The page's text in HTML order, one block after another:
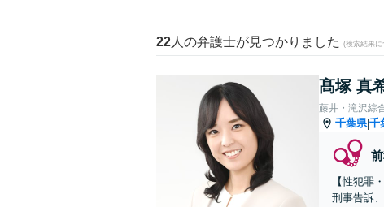
22 人の弁護士が見つかりました (検索結果に
髙塚 真
藤井・滝沢綜
千葉県|千
【性犯罪
刑事告訴